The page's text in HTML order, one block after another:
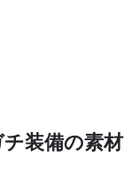
チ装備の素材